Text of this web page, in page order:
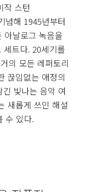
작 스턴
념해 1945년부터
아날로그 녹음을
트다. 20세기를
의 모든 레퍼토리
끊임없는 애정의
빛나는 음악 여
새롭게 쓰인 해설
수 있다.